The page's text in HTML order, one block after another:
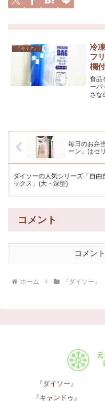
『セリア』
冷
フ
欄
食品
ーバ
さな
で
の
毎日のお弁
ーン」はセ
ダイソーの人気シリーズ「自由
ックス」(大・深型)
コメント
コメン
ホーム 『ダイソー』
『ダイソー』
『キャンドゥ』